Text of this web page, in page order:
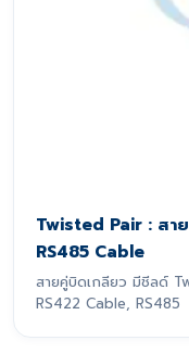
Twisted Pair : ส
RS485 Cable
สายคู่บิดเกลียว มีชีลด์
RS422 Cable, RS485